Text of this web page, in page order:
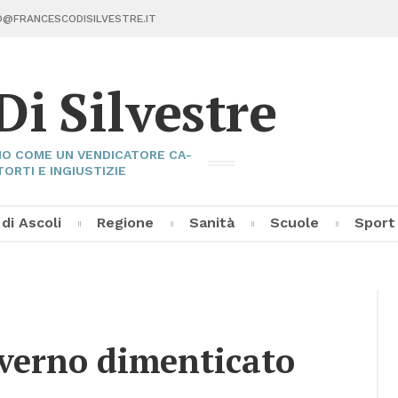
Sil­ve­stre
COME UN VEN­DI­CA­TO­RE CA­
E IN­GIU­STI­ZIE
Asco­li Re­gio­ne Sa­ni­tà Scuo­le Sport
di­men­ti­ca­to